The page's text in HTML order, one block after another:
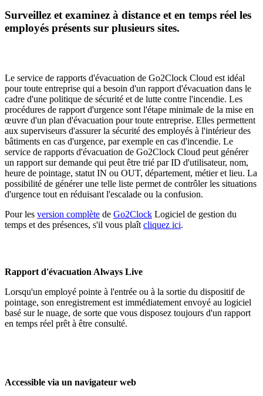
Surveillez et examinez à distance et en temps réel les
employés présents sur plusieurs sites.
Le service de rapports d'évacuation de Go2Clock Cloud est idéal
pour toute entreprise qui a besoin d'un rapport d'évacuation dans le
cadre d'une politique de sécurité et de lutte contre l'incendie. Les
procédures de rapport d'urgence sont l'étape minimale de la mise en
œuvre d'un plan d'évacuation pour toute entreprise. Elles permettent
aux superviseurs d'assurer la sécurité des employés à l'intérieur des
bâtiments en cas d'urgence, par exemple en cas d'incendie. Le
service de rapports d'évacuation de Go2Clock Cloud peut générer
un rapport sur demande qui peut être trié par ID d'utilisateur, nom,
heure de pointage, statut IN ou OUT, département, métier et lieu. La
possibilité de générer une telle liste permet de contrôler les situations
d'urgence tout en réduisant l'escalade ou la confusion.
Pour les version complète de Go2Clock Logiciel de gestion du
temps et des présences, s'il vous plaît cliquez ici.
Rapport d'évacuation Always Live
Lorsqu'un employé pointe à l'entrée ou à la sortie du dispositif de
pointage, son enregistrement est immédiatement envoyé au logiciel
basé sur le nuage, de sorte que vous disposez toujours d'un rapport
en temps réel prêt à être consulté.
Accessible via un navigateur web